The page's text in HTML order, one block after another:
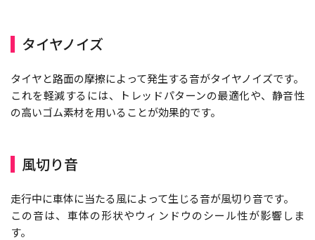
タイヤノイズ
タイヤと路面の摩擦によって発生する音がタイヤノイズです。
これを軽減するには、トレッドパターンの最適化や、静音性
の高いゴム素材を用いることが効果的です。
風切り音
走行中に車体に当たる風によって生じる音が風切り音です。
この音は、車体の形状やウィンドウのシール性が影響しま
す。